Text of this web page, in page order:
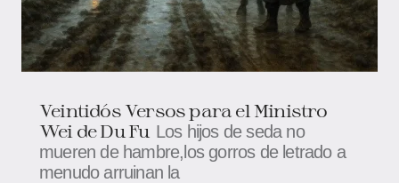
Veintidós Versos para el Ministro
Wei de Du Fu Los hijos de seda no
mueren de hambre,los gorros de letrado a
menudo arruinan la